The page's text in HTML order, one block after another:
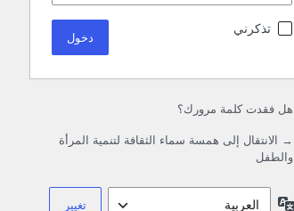
تذكرني
هل فقدت كلمة مرورك؟
→ الانتقال إلى همسة سماء الثقافة لتنمية المرأة
والطفل
اللغة